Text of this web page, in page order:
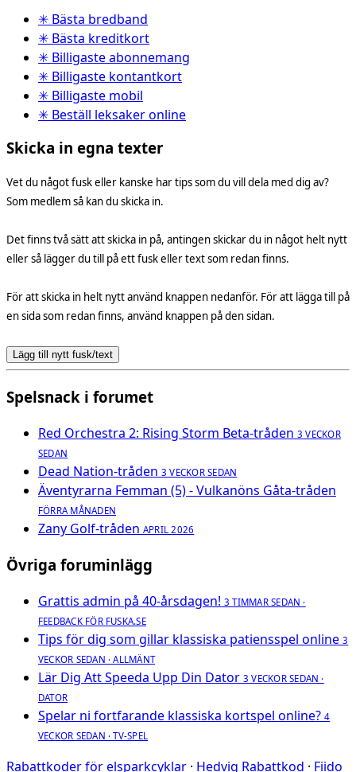
✳ Bästa bredband
✳ Bästa kreditkort
✳ Billigaste abonnemang
✳ Billigaste kontantkort
✳ Billigaste mobil
✳ Beställ leksaker online
Skicka in egna texter
Vet du något fusk eller kanske har tips som du vill dela med dig av?
Som medlem så kan du skicka in.
Det finns två sätt att skicka in på, antingen skickar du in något helt nytt
eller så lägger du till på ett fusk eller text som redan finns.
För att skicka in helt nytt använd knappen nedanför. För att lägga till på
en sida som redan finns, använd knappen på den sidan.
Lägg till nytt fusk/text
Spelsnack i forumet
Red Orchestra 2: Rising Storm Beta-tråden 3 VECKOR
SEDAN
Dead Nation-tråden 3 VECKOR SEDAN
Äventyrarna Femman (5) - Vulkanöns Gåta-tråden
FÖRRA MÅNADEN
Zany Golf-tråden APRIL 2026
Övriga foruminlägg
Grattis admin på 40-årsdagen! 3 TIMMAR SEDAN ·
FEEDBACK FÖR FUSKA.SE
Tips för dig som gillar klassiska patiensspel online 3
VECKOR SEDAN · ALLMÄNT
Lär Dig Att Speeda Upp Din Dator 3 VECKOR SEDAN ·
DATOR
Spelar ni fortfarande klassiska kortspel online? 4
VECKOR SEDAN · TV-SPEL
Rabattkoder för elsparkcyklar · Hedvig Rabattkod · Fiido